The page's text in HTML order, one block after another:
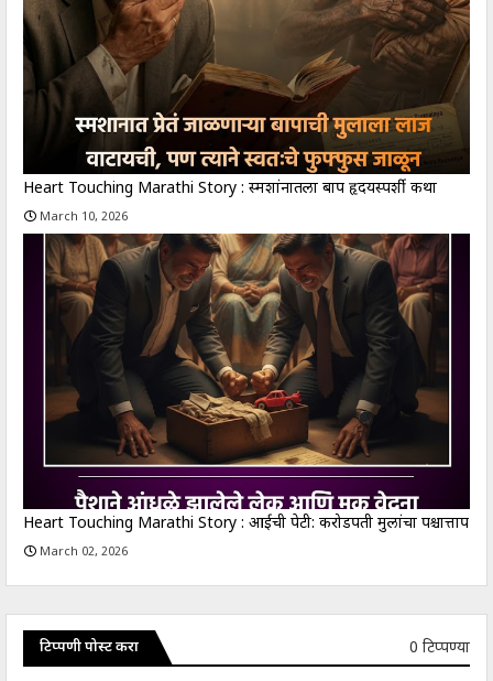
Heart Touching Marathi Story : स्मशांनातला बाप हृदयस्पर्शी कथा
March 10, 2026
Heart Touching Marathi Story : आईची पेटी: करोडपती मुलांचा पश्चात्ताप
March 02, 2026
टिप्पणी पोस्ट करा 0 टिप्पण्या